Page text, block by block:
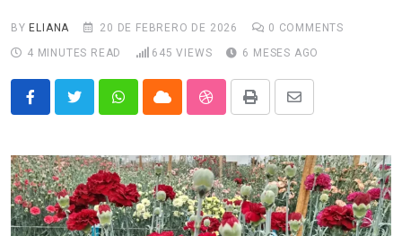
BY ELIANA 20 DE FEBRERO DE 2026 0 COMMENTS
4 MINUTES READ
645 VIEWS 6 MESES AGO
WhatsappCloud StumbleUpon
Print
Share
Email